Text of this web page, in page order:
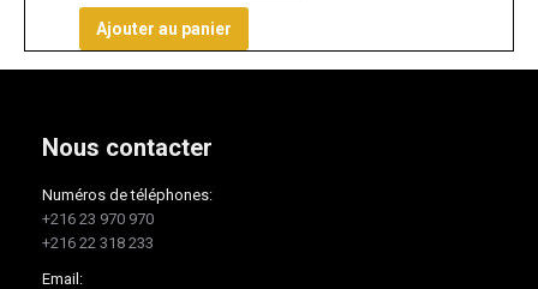
Ajouter au panier
Nous contacter
Numéros de téléphones:
+216 23 970 970
+216 22 318 233
Email: